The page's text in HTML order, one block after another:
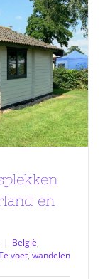
en
| België,
voet, wandelen